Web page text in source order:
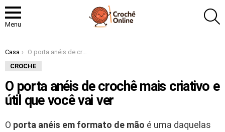
Menu
Você está aqui:
Casa
O porta anéis de crochê mais criativo e útil que você vai ver
CROCHE
O porta anéis de crochê mais criativo e
útil que você vai ver
O porta anéis em formato de mão é uma daquelas